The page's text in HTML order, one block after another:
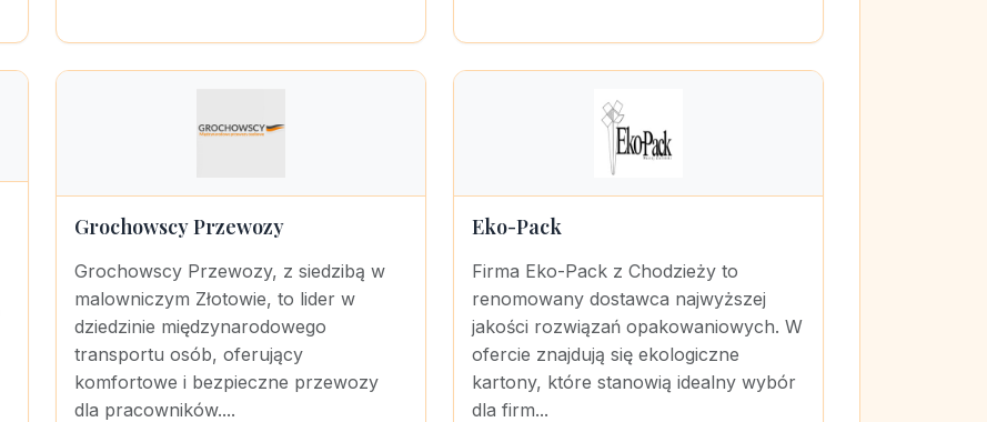
Grochowscy Przewozy
Grochowscy Przewozy, z siedzibą w
malowniczym Złotowie, to lider w
dziedzinie międzynarodowego
transportu osób, oferujący
komfortowe i bezpieczne przewozy
dla pracowników....
Eko-Pack
Firma Eko-Pack z Chodzieży to
renomowany dostawca najwyższej
jakości rozwiązań opakowaniowych. W
ofercie znajdują się ekologiczne
kartony, które stanowią idealny wybór
dla firm...